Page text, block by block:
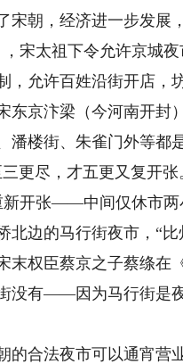
朝，经济进一步发展，
，宋太祖下令允许京城
，允许百姓沿街开店，
京汴梁（今河南开封）
潘楼街、朱雀门外等都
三更尽，才五更又复开
新开张——中间仅休市两
北边的马行街夜市，“
末权臣蔡京之子蔡绦在
没有——因为马行街是
合法夜市可以通宵营业